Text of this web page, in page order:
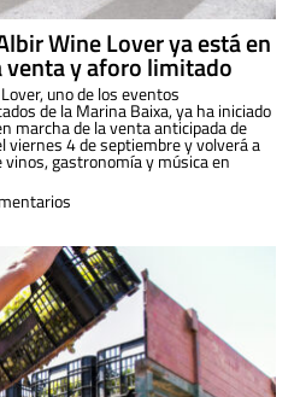
Wine Lover ya está en
venta y aforo limitado
uno de los eventos
de la Marina Baixa, ya ha iniciado
marcha de la venta anticipada de
viernes 4 de septiembre y volverá a
vinos, gastronomía y música en